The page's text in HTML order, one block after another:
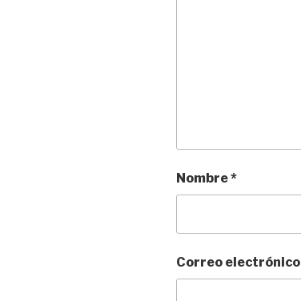
Nombre*
Correo electrónico